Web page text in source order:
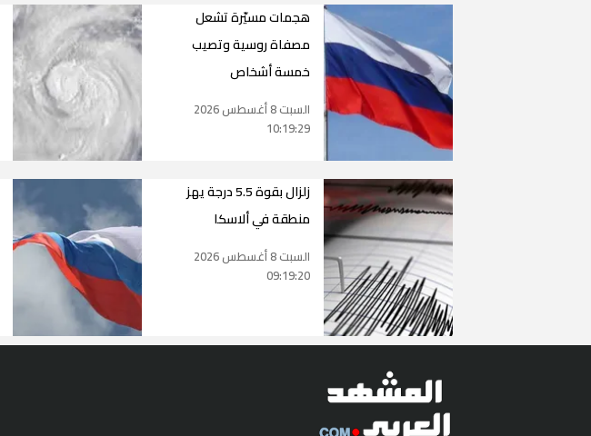
هجمات مسيّرة تشعل
مصفاة روسية وتصيب
خمسة أشخاص
السبت 8 أغسطس 2026
10:19:29
زلزال بقوة 5.5 درجة يهز
منطقة في ألاسكا
السبت 8 أغسطس 2026
09:19:20